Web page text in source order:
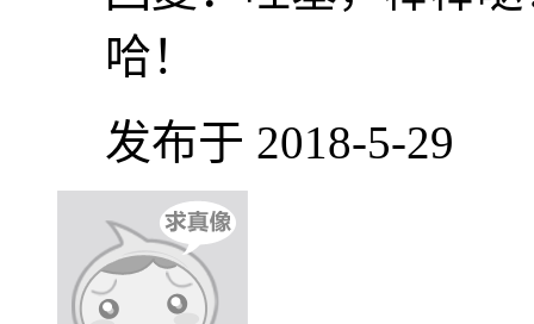
哈！
发布于 2018-5-29